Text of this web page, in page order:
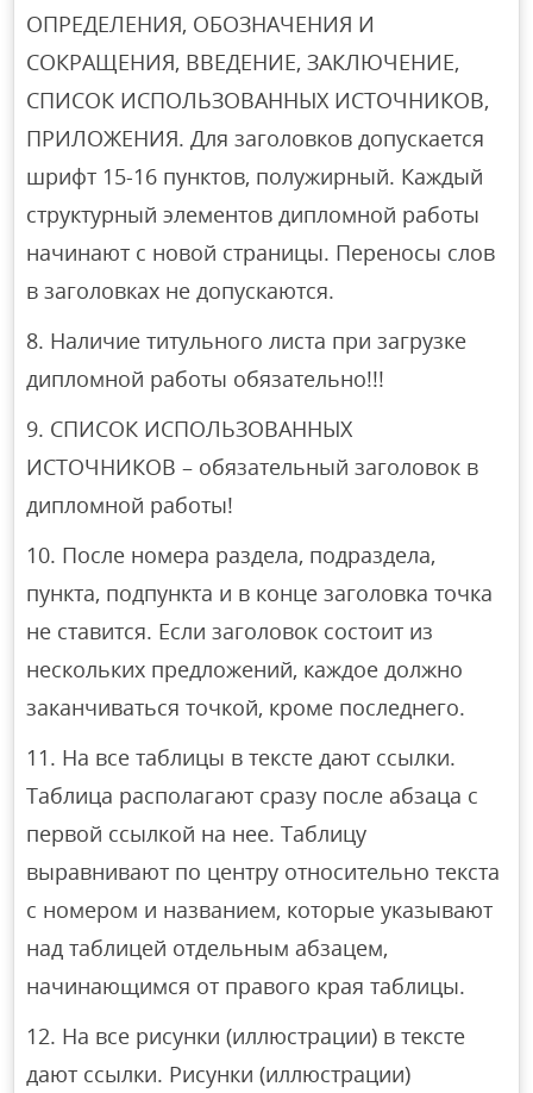
ОПРЕДЕЛЕНИЯ, ОБОЗНАЧЕНИЯ И
СОКРАЩЕНИЯ, ВВЕДЕНИЕ, ЗАКЛЮЧЕНИЕ,
СПИСОК ИСПОЛЬЗОВАННЫХ ИСТОЧНИКОВ,
ПРИЛОЖЕНИЯ. Для заголовков допускается
шрифт 15-16 пунктов, полужирный. Каждый
структурный элементов дипломной работы
начинают с новой страницы. Переносы слов
в заголовках не допускаются.
Наличие титульного листа при загрузке
дипломной работы обязательно!!!
СПИСОК ИСПОЛЬЗОВАННЫХ
ИСТОЧНИКОВ – обязательный заголовок в
дипломной работы!
После номера раздела, подраздела,
пункта, подпункта и в конце заголовка точка
не ставится. Если заголовок состоит из
нескольких предложений, каждое должно
заканчиваться точкой, кроме последнего.
На все таблицы в тексте дают ссылки.
Таблица располагают сразу после абзаца с
первой ссылкой на нее. Таблицу
выравнивают по центру относительно текста
с номером и названием, которые указывают
над таблицей отдельным абзацем,
начинающимся от правого края таблицы.
На все рисунки (иллюстрации) в тексте
дают ссылки. Рисунки (иллюстрации)